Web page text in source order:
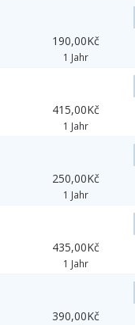
190,00Kč
1 Jahr
415,00Kč
1 Jahr
250,00Kč
1 Jahr
435,00Kč
1 Jahr
390,00Kč